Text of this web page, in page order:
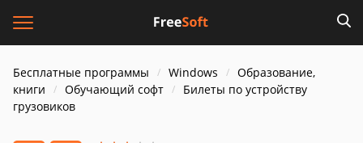
Бесплатные программы Windows
Образование,
книги
Обучающий софт
Билеты по устройству
грузовиков